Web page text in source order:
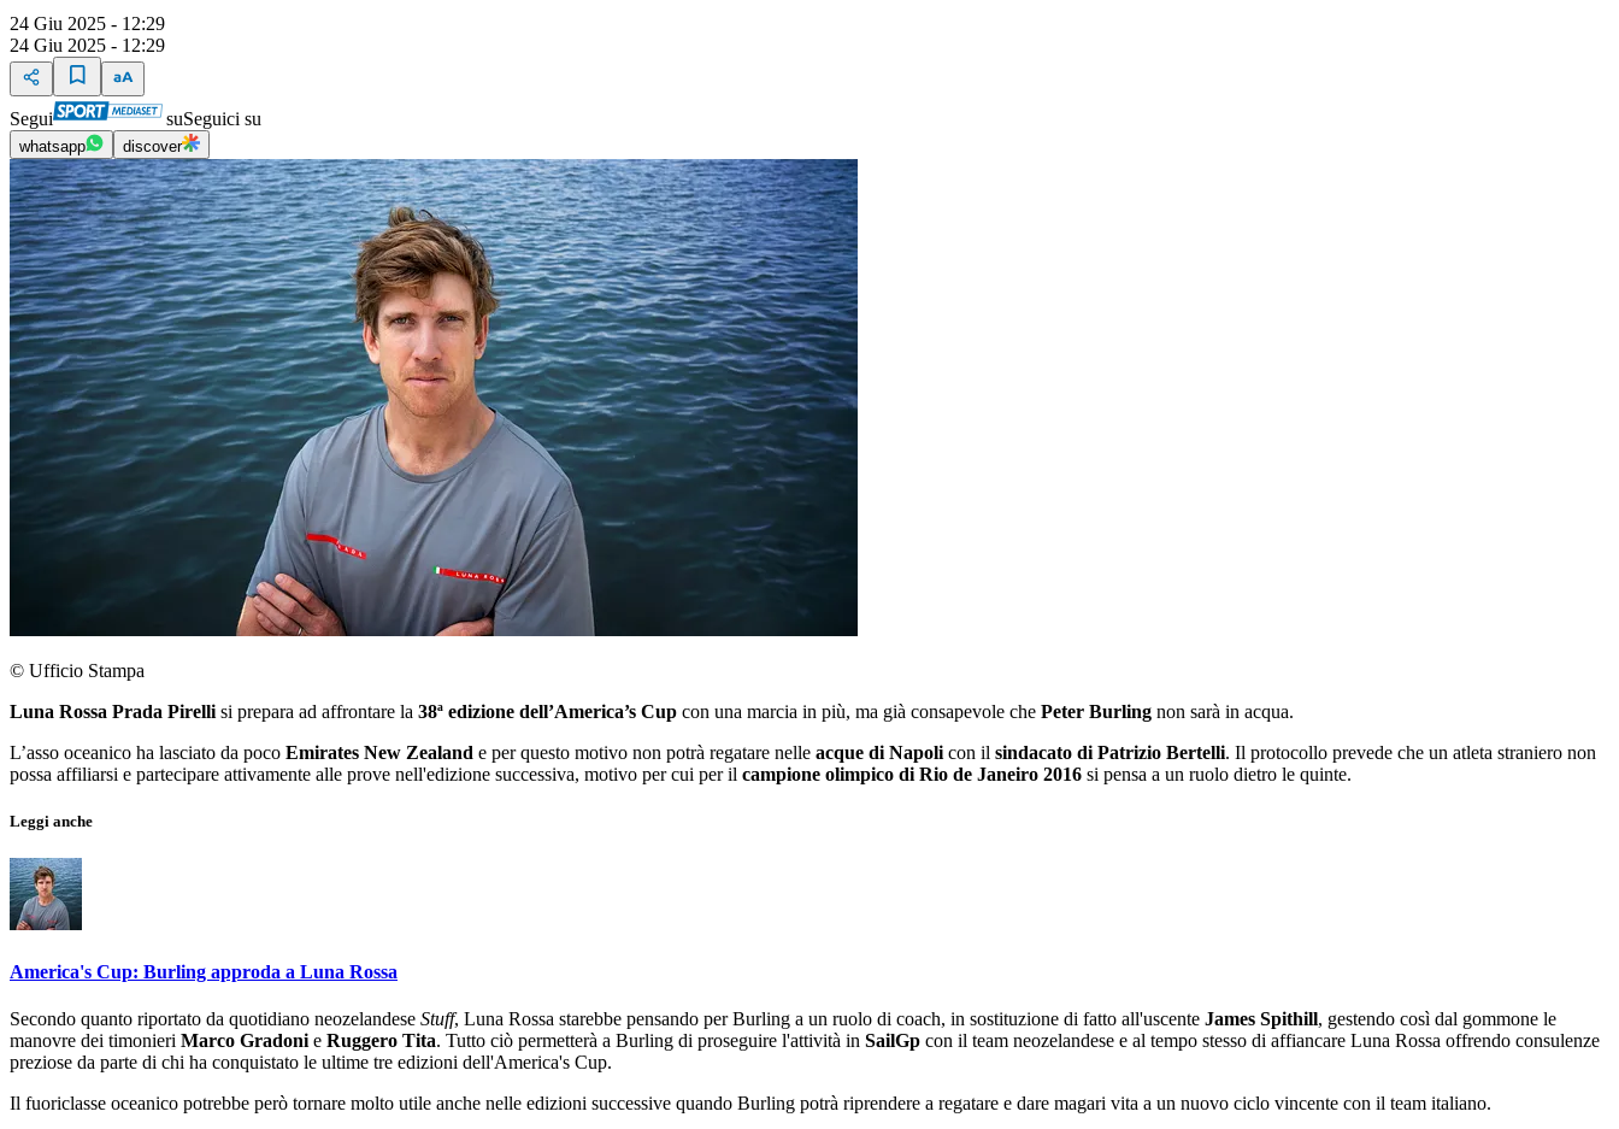
24 Giu 2025 - 12:29
24 Giu 2025 - 12:29
Segui suSeguici su
whatsapp discover
© Ufficio Stampa
Luna Rossa Prada Pirelli si prepara ad affrontare la 38ª edizione dell’America’s Cup con una marcia in più, ma già consapevole che Peter Burling non sarà in acqua.
L’asso oceanico ha lasciato da poco Emirates New Zealand e per questo motivo non potrà regatare nelle acque di Napoli con il sindacato di Patrizio Bertelli. Il protocollo prevede che un atleta straniero non
possa affiliarsi e partecipare attivamente alle prove nell'edizione successiva, motivo per cui per il campione olimpico di Rio de Janeiro 2016 si pensa a un ruolo dietro le quinte.
Leggi anche
America's Cup: Burling approda a Luna Rossa
Secondo quanto riportato da quotidiano neozelandese Stuff, Luna Rossa starebbe pensando per Burling a un ruolo di coach, in sostituzione di fatto all'uscente James Spithill, gestendo così dal gommone le
manovre dei timonieri Marco Gradoni e Ruggero Tita. Tutto ciò permetterà a Burling di proseguire l'attività in SailGp con il team neozelandese e al tempo stesso di affiancare Luna Rossa offrendo consulenze
preziose da parte di chi ha conquistato le ultime tre edizioni dell'America's Cup.
Il fuoriclasse oceanico potrebbe però tornare molto utile anche nelle edizioni successive quando Burling potrà riprendere a regatare e dare magari vita a un nuovo ciclo vincente con il team italiano.